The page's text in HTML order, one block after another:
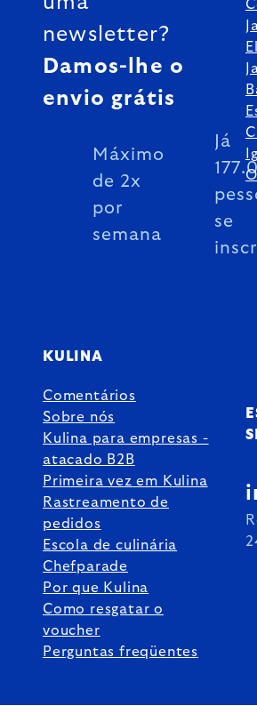
newsletter?
Damos-lhe o
envio grátis
Máximo
de 2x
por
semana
Já
se
KULINA
Comentários
Sobre nós
Kulina para empresas -
atacado B2B
Primeira vez em Kulina
Rastreamento de
pedidos
Escola de culinária
Chefparade
Por que Kulina
Como resgatar o
voucher
Perguntas freqüentes
SI